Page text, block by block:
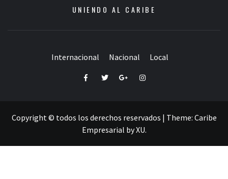
UNIENDO AL CARIBE
Internacional Nacional Local
FacebookTwitterGoogle+Instagram
Copyright © todos los derechos reservados | Theme: Caribe
Empresarial byXU.